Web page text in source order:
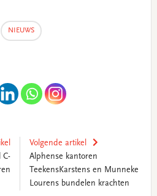
NIEUWS
C-
Volgende artikel
Alphense kantoren
TeekensKarstens en Munneke
Lourens bundelen krachten